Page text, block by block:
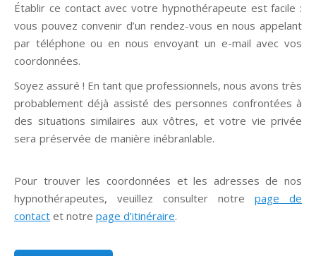
Établir ce contact avec votre hypnothérapeute est facile :
vous pouvez convenir d’un rendez-vous en nous appelant
par téléphone ou en nous envoyant un e-mail avec vos
coordonnées.
Soyez assuré ! En tant que professionnels, nous avons très
probablement déjà assisté des personnes confrontées à
des situations similaires aux vôtres, et votre vie privée
sera préservée de manière inébranlable.
Pour trouver les coordonnées et les adresses de nos
hypnothérapeutes, veuillez consulter notre page de
contact et notre page d’itinéraire.